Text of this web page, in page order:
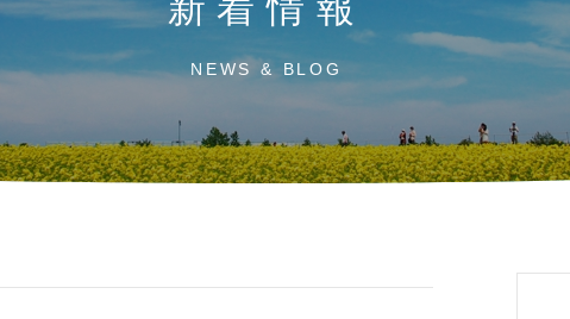
NEWS & BLOG